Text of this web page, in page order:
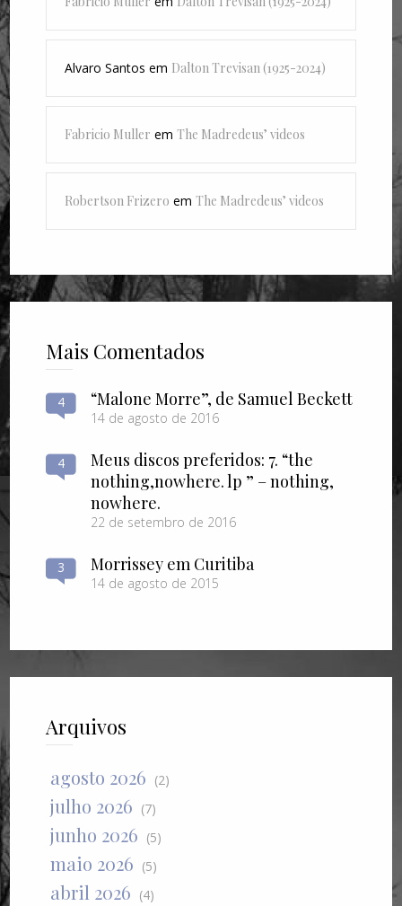
Alvaro Santos em Dalton Trevisan (1925-2024)
Fabricio Muller emThe Madredeus’ videos
Robertson Frizero emThe Madredeus’ videos
Mais Comentados
4 “Malone Morre”, de Samuel Beckett
14 de agosto de 2016
4
Meus discos preferidos: 7. “the
nothing​,​nowhere. lp ” – nothing​,​
nowhere.
22 de setembro de 2016
3 Morrissey em Curitiba
14 de agosto de 2015
Arquivos
agosto 2026 (2)
julho 2026 (7)
junho 2026 (5)
maio 2026 (5)
abril 2026 (4)